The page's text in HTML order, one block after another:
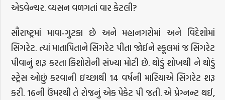
એડવેન્ચર. વ્યસન વળગતાં વાર કેટલી?
સૌરાષ્ટ્રમાં માવા-ગુટકા છે અને મહાનગરોમાં અને વિદેશોમાં
સિગરેટ. ત્યાં માતાપિતાને સિગરેટ પીતા જોઈને સ્કૂલમાં જ સિગરેટ
પીવાનું શરૂ કરતા કિશોરોની સંખ્યા મોટી છે. થોડું શોખથી ને થોડું
સ્ટ્રેસ ઓછું કરવાની ઇચ્છાથી 14 વર્ષની મારિયાએ સિગરેટ શરૂ
કરી. 16ની ઉંમરથી તે રોજનું એક પેકેટ પી જતી. એ પ્રેગ્નન્ટ થઈ,